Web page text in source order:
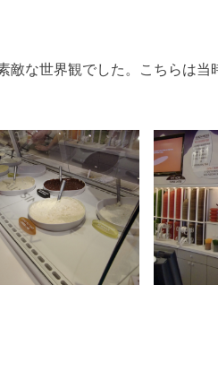
敵な世界観でした。こちらは当